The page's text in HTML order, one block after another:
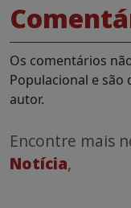
Os comentários
Populacional e são
autor.
Encontre mais
Notícia,